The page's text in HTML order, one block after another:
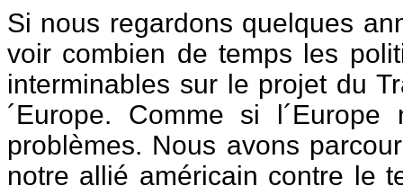
Si nous regardons quelques
voir combien de temps les
interminables sur le projet du
´Europe. Comme si
problèmes. Nous avons
notre allié américain contre le